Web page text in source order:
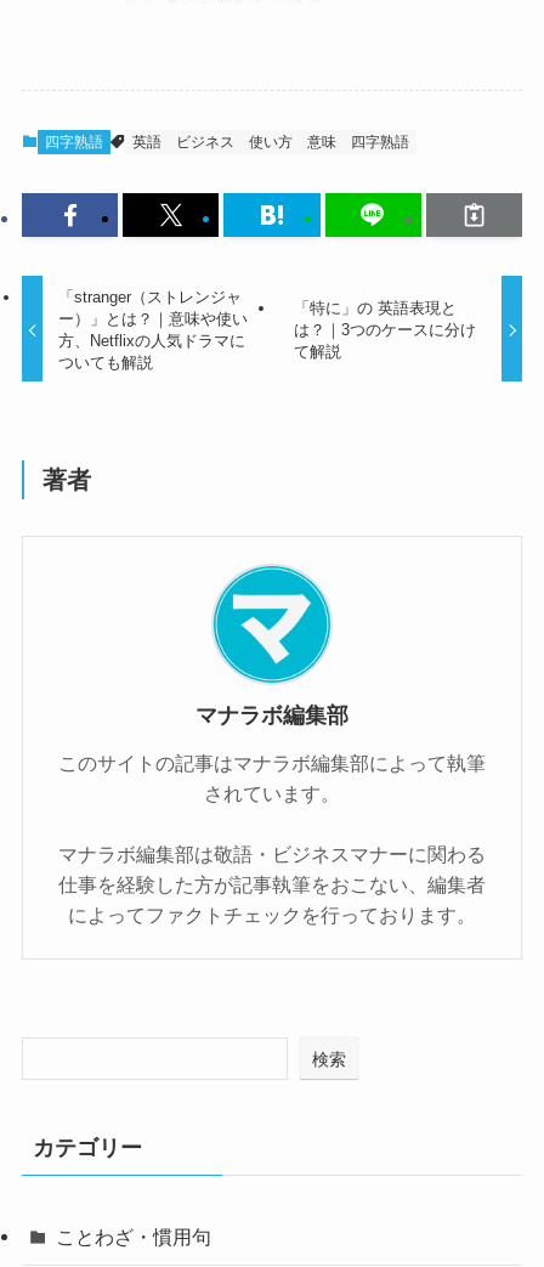
四字熟語 英語 ビジネス 使い方 意味 四字熟語
「stranger（ストレンジャ
ー）」とは？｜意味や使い
方、Netflixの人気ドラマに
ついても解説
「特に」の 英語表現と
は？｜3つのケースに分け
て解説
著者
マナラボ編集部
このサイトの記事はマナラボ編集部によって執筆
されています。
マナラボ編集部は敬語・ビジネスマナーに関わる
仕事を経験した方が記事執筆をおこない、編集者
によってファクトチェックを行っております。
検索
カテゴリー
ことわざ・慣用句